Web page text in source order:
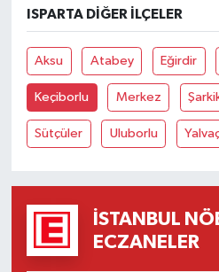
ISPARTA DIĞER İLÇELER
Aksu Atabey Eğirdir
Keçiborlu Merkez
Sütçüler Uluborlu
İSTANBUL
ECZANELER